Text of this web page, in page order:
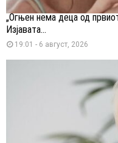
„Огњен нема деца од
Изјавата...
19:01 - 6 август, 2026